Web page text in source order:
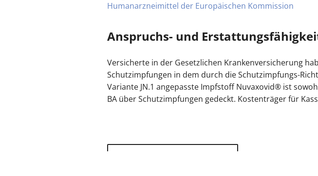
Humanarzneimittel der Europäischen Kommission
Anspruchs- und
Versicherte in der Gesetzlichen Krankenversicherung
Schutzimpfungen in dem durch die Schutzimpfungs-
Variante JN.1 angepasste Impfstoff Nuvaxovid® ist
BA über Schutzimpfungen gedeckt. Kostenträger für